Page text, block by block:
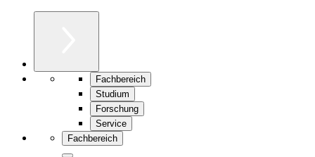
Fachbereich
Studium
Forschung
Service
Fachbereich